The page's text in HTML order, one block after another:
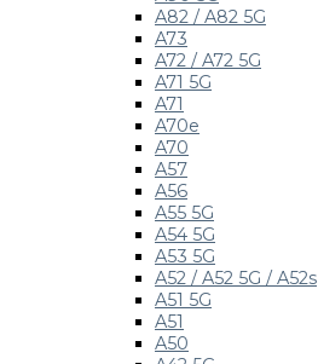
A82 / A82 5G
A73
A72 / A72 5G
A71 5G
A71
A70e
A70
A57
A56
A55 5G
A54 5G
A53 5G
A52 / A52 5G / A52s
A51 5G
A51
A50